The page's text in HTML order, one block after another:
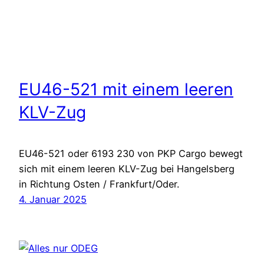
EU46-521 mit einem leeren
KLV-Zug
EU46-521 oder 6193 230 von PKP Cargo bewegt
sich mit einem leeren KLV-Zug bei Hangelsberg
in Richtung Osten / Frankfurt/Oder.
4. Januar 2025